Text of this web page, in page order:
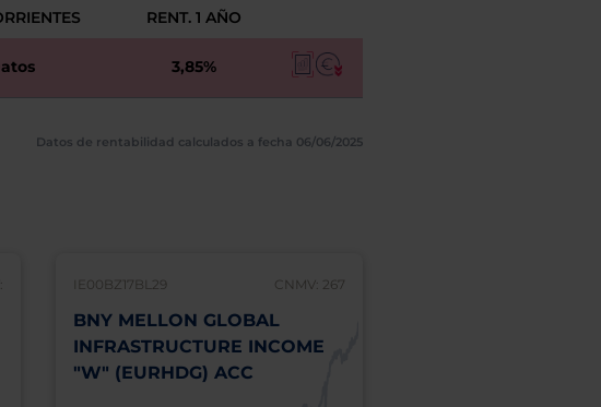
RENT. 1 AÑO
3,85%
Datos de rentabilidad calculados a fecha 06/06/2025
IE00BZ17BL29 CNMV: 267
BNY MELLON GLOBAL
INFRASTRUCTURE INCOME
"W" (EURHDG) ACC